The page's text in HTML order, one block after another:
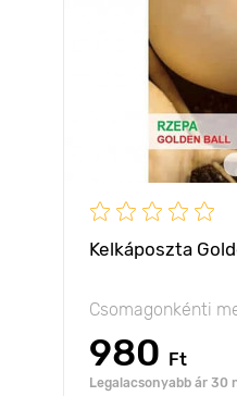
Kelkáposzta
Csomagonkénti
980 Ft
Legalacsonyabb ár 30